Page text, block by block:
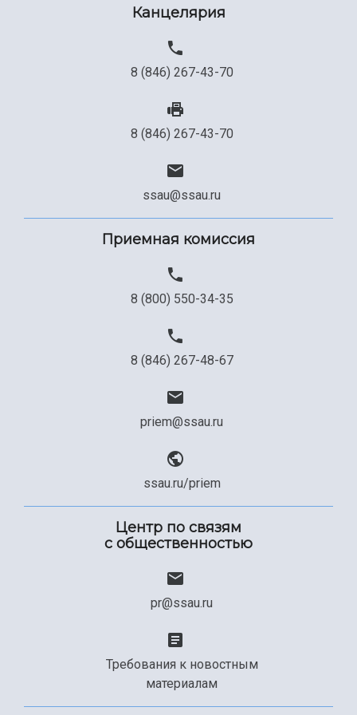
Сведения об образовательной организации
Официальные документы
Канцелярия
8 (846) 267-43-70
8 (846) 267-43-70
ssau@ssau.ru
Приемная комиссия
8 (800) 550-34-35
8 (846) 267-48-67
priem@ssau.ru
ssau.ru/priem
Центр по связям
с общественностью
pr@ssau.ru
Требования к новостным
материалам